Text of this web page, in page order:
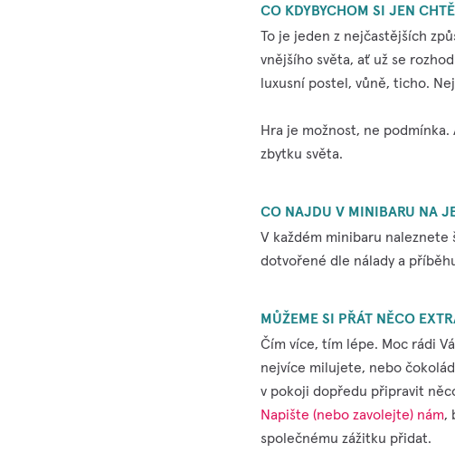
CO KDYBYCHOM SI JEN
To je jeden z nejčastějších
vnějšího světa, ať už se
luxusní postel, vůně, ticho.
Hra je možnost, ne
zbytku světa.
CO NAJDU V MINIBARU NA
V každém minibaru
dotvořené dle nálady a
MŮŽEME SI PŘÁT NĚCO
Čím více, tím lépe. Moc rádi
nejvíce milujete, nebo
v pokoji dopředu připravit
Napište (nebo zavolejte) nám,
společnému zážitku přidat.